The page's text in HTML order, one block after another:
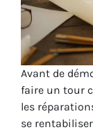
Avant de
faire un tour
les
se